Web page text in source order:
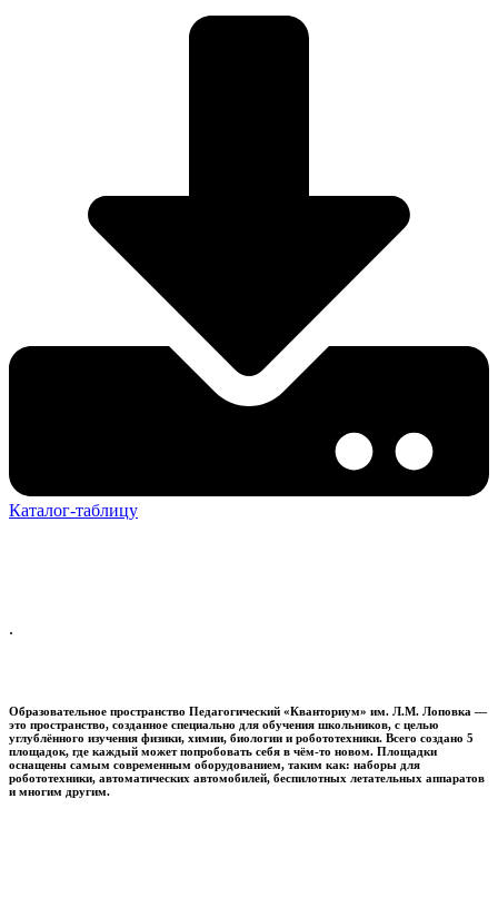
Каталог-таблицу
.
Образовательное пространство Педагогический «Кванториум» им. Л.М. Лоповка —
это пространство, созданное специально для обучения школьников, с целью
углублённого изучения физики, химии, биологии и робототехники. Всего создано 5
площадок, где каждый может попробовать себя в чём-то новом. Площадки
оснащены самым современным оборудованием, таким как: наборы для
робототехники, автоматических автомобилей, беспилотных летательных аппаратов
и многим другим.